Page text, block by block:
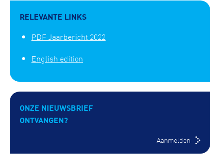
RELEVANTE LINKS
PDF Jaarbericht 2022
English edition
ONZE NIEUWSBRIEF
ONTVANGEN?
Aanmelden